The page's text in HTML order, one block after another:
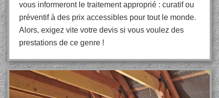
vous informeront le traitement approprié : curatif ou
préventif à des prix accessibles pour tout le monde.
Alors, exigez vite votre devis si vous voulez des
prestations de ce genre !